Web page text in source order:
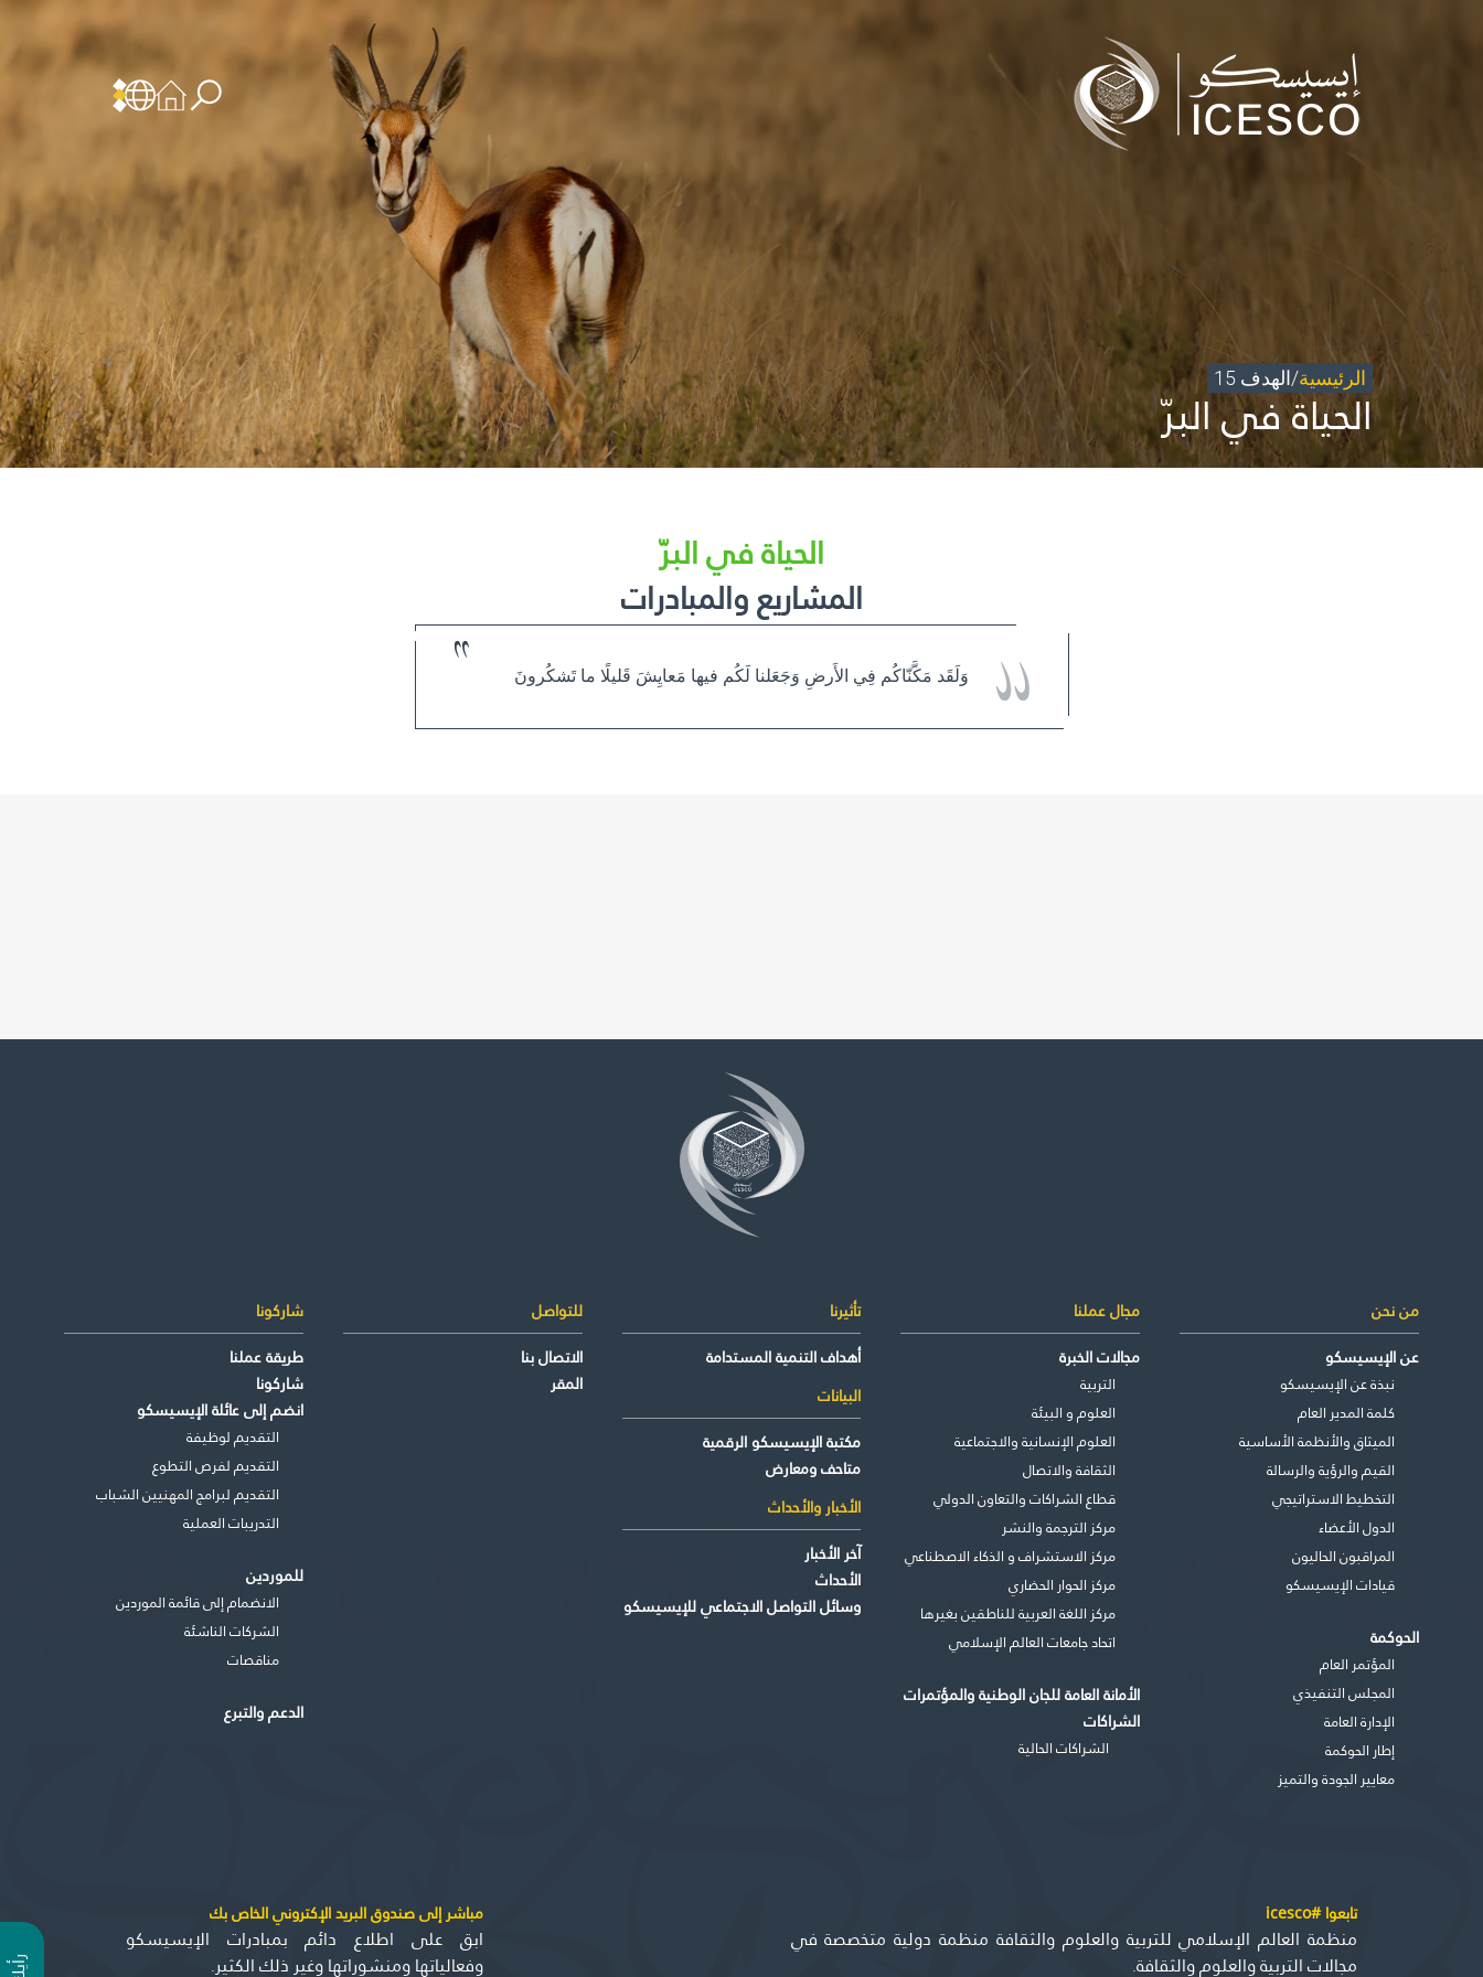
مجال عملنا
تأثيرنا
شاركونا
حقوق الطبع والنشر للإيسيسكو. جميع الحقوق محفوظة. شروط الاستخدام سياسة الخصوصية حقوق النسخ إخلاء المسؤولية سياسة وإجراءات أمن نظم المعلومات سياسة وإجراءات الذكاء الاصطناعي
ر
ي
الرئيسية/الهدف 15
الحياة في البرّ
الحياة في البرّ
المشاريع والمبادرات
وَلَقَد مَكَّنّاكُم فِي الأَرضِ وَجَعَلنا لَكُم فيها مَعايِشَ قَليلًا ما تَشكُرونَ
من نحن
عن الإيسيسكو
نبذة عن الإيسيسكو
كلمة المدير العام
الميثاق والأنظمة الأساسية
القيم والرؤية والرسالة
التخطيط الاستراتيجي
الدول الأعضاء
المراقبون الحاليون
قيادات الإيسيسكو
الحوكمة
المؤتمر العام
المجلس التنفيذي
اﻹدارة العامة
إطار الحوكمة
معايير الجودة والتميز
مجال عملنا
مجالات الخبرة
التربية
العلوم و البيئة
العلوم الإنسانية والاجتماعية
الثقافة والاتصال
قطاع الشراكات والتعاون الدولي
مركز الترجمة والنشر
مركز الاستشراف و الذكاء الاصطناعي
مركز الحوار الحضاري
مركز اللغة العربية للناطقين بغيرها
اتحاد جامعات العالم الإسلامي
الأمانة العامة للجان الوطنية والمؤتمرات
الشراكات
الشراكات الحالية
تأثيرنا
أهداف التنمية المستدامة
البيانات
مكتبة الإيسيسكو الرقمية
متاحف ومعارض
الأخبار والأحداث
آخر الأخبار
الأحداث
وسائل التواصل الاجتماعي للإيسيسكو
للتواصل
الاتصال بنا
المقر
شاركونا
طريقة عملنا
شاركونا
انضم إلى عائلة الإيسيسكو
التقديم لوظيفة
التقديم لفرص التطوع
التقديم لبرامج المهنيين الشباب
التدريبات العملية
للموردين
الانضمام إلى قائمة الموردين
الشركات الناشئة
مناقصات
الدعم والتبرع
تابعوا #icesco
منظمة العالم الإسلامي للتربية والعلوم والثقافة منظمة دولية متخصصة في
مجالات التربية والعلوم والثقافة.
مباشر إلى صندوق البريد الإكتروني الخاص بك
ابق على اطلاع دائم بمبادرات الإيسيسكو
وفعالياتها ومنشوراتها وغير ذلك الكثير.